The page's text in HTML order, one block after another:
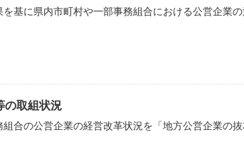
基に県内市町村や一部事務組合における公営企業
の取組状況
合の公営企業の経営改革状況を「地方公営企業の